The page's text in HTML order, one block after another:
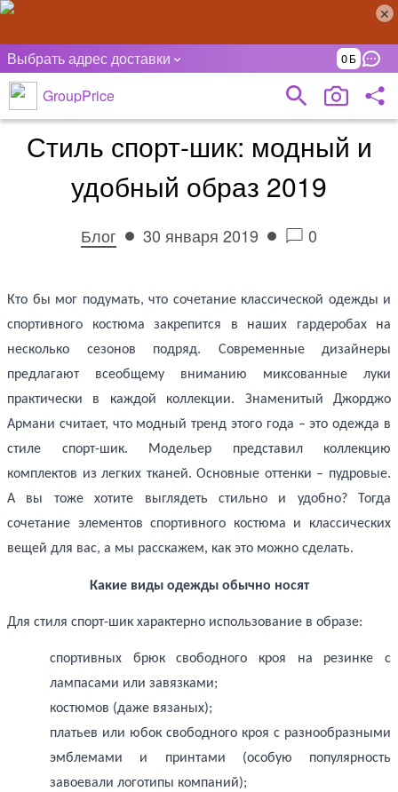
Выбрать адрес доставки 0
GroupPrice
Стиль спорт-шик: модный и
удобный образ 2019
Блог 30 января 2019 0
Кто бы мог подумать, что сочетание классической одежды и
спортивного костюма закрепится в наших гардеробах на
несколько сезонов подряд. Современные дизайнеры
предлагают всеобщему вниманию миксованные луки
практически в каждой коллекции. Знаменитый Джорджо
Армани считает, что модный тренд этого года ­– это одежда в
стиле спорт-шик. Модельер представил коллекцию
комплектов из легких тканей. Основные оттенки – пудровые.
А вы тоже хотите выглядеть стильно и удобно? Тогда
сочетание элементов спортивного костюма и классических
вещей для вас, а мы расскажем, как это можно сделать.
Какие виды одежды обычно носят
Для стиля спорт-шик характерно использование в образе:
спортивных брюк свободного кроя на резинке с
лампасами или завязками;
костюмов (даже вязаных);
платьев или юбок свободного кроя с разнообразными
эмблемами и принтами (особую популярность
завоевали логотипы компаний);